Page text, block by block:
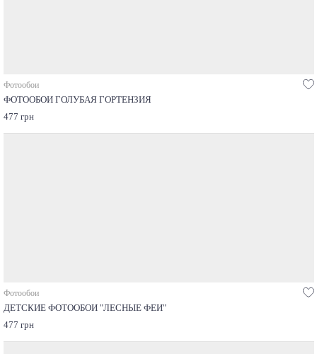
Фотообои
ФОТООБОИ ГОЛУБАЯ ГОРТЕНЗИЯ
477 грн
Фотообои
ДЕТСКИЕ ФОТООБОИ "ЛЕСНЫЕ ФЕИ"
477 грн